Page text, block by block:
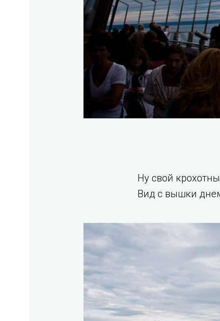
Ну свой
Вид с вышки